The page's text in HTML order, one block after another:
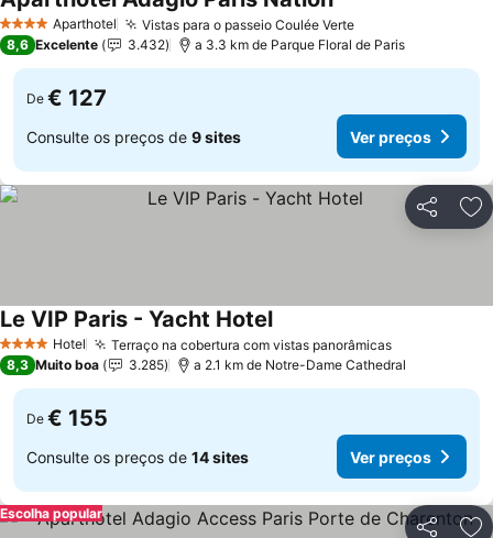
4 EstrelasAparthotel Vistas para o passeio Coulée Verte
8,6 Excelente 3.432 a 3.3 km de Parque Floral de Paris
De € 127
Consulte os preços de 9 sites Ver preços
Partilhar
4 EstrelasHotel Terraço na cobertura com vistas panorâmicas
Le VIP Paris - Yacht Hotel
8,3 Muito boa 3.285 a 2.1 km de Notre-Dame Cathedral
De € 155
Consulte os preços de 14 sites Ver preços
Escolha popular